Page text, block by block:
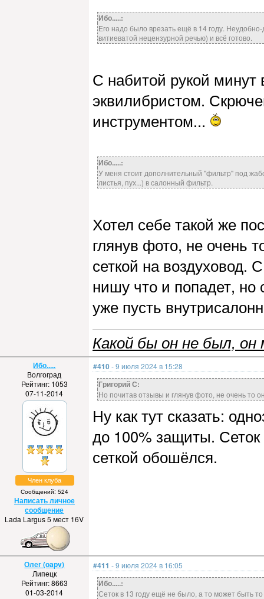
Ибо.....:
Его надо было врезать ещё в 14 году.
витиеватой нецензурной речью) и всё готово.
С набитой рукой
эквилибристом.
инструментом...
Ибо.....:
У меня стоит дополнительный "фильтр" под
листья, пух...) в салонный фильтр.
Хотел себе такой же
глянув фото, не очень
сеткой на воздуховод.
нишу что и попадет, но
уже пусть
Какой бы он не был, он
Ибо.....
Волгоград
Рейтинг: 1053
07-11-2014
Член клуба
Сообщений: 524
Написать личное
сообщение
Lada Largus 5 мест 16V
#410- 9 июля 2024 в 15:28
Григорий С:
Но почитав отзывы и глянув фото, не очень то
Ну как тут сказать:
до 100% защиты.
сеткой обошёлся.
Олег (oapv)
Липецк
Рейтинг: 8663
01-03-2014
#411 - 9 июля 2024 в 16:05
Ибо.....:
Сеток в 13 году ещё не было, а то может быть